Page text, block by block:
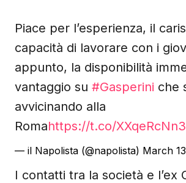
Piace per l’esperienza, il
capacità di lavorare con i
appunto, la disponibilità
vantaggio su #Gasperini che
avvicinando alla
Romahttps://t.co/
— il Napolista (@napolista) March
I contatti tra la società e l’ex